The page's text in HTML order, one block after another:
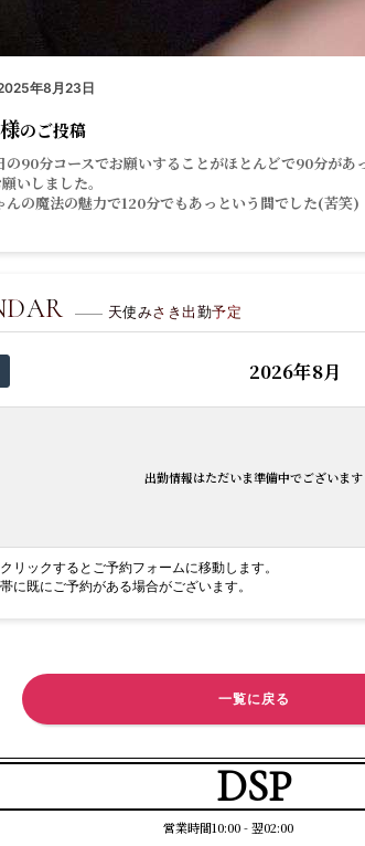
年8月23日
のご投稿
の90分コースでお願いすることがほとんどで90分があ
いしました。
んの魔法の魅力で120分でもあっという間でした(苦笑)
天使みさき出勤予定
2026年8月
出勤情報はただいま準備中でございます
リックするとご予約フォームに移動します。
に既にご予約がある場合がございます。
一覧に戻る
DSP
営業時間10:00 - 翌02:00